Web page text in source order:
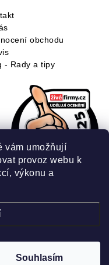
vám umožňují
provoz webu k
výkonu a
Souhlasím
obchodu
- Rady a tipy